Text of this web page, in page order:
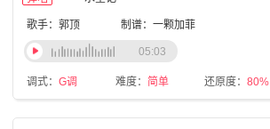
歌手：郭顶 制谱：一颗加菲
调式： G调 难度： 简单 还原度： 80%
05:03